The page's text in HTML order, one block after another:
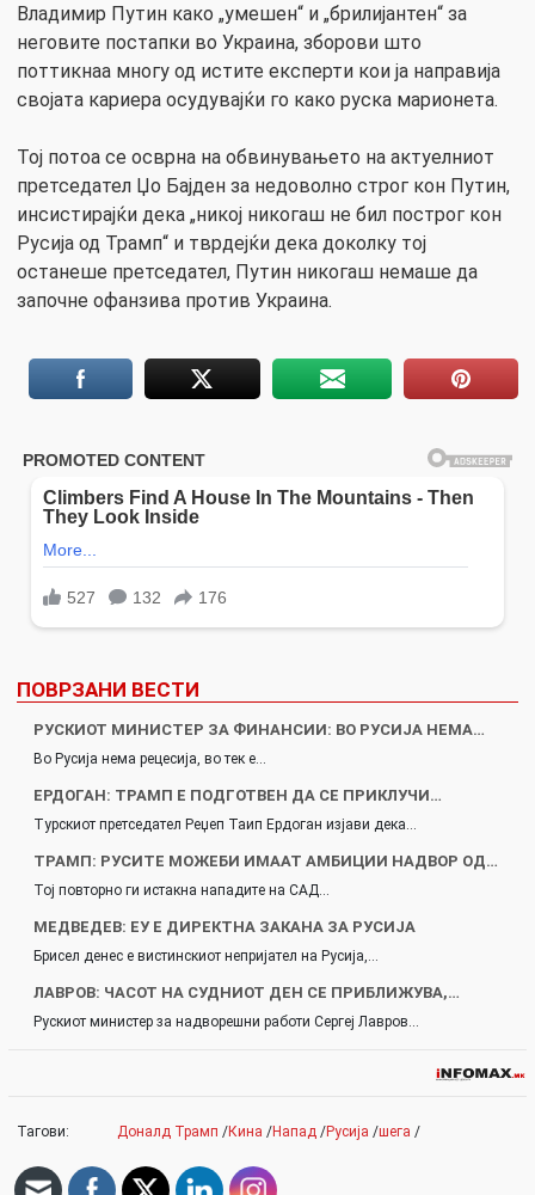
Владимир Путин како „умешен“ и „брилијантен“ за
неговите постапки во Украина, зборови што
поттикнаа многу од истите експерти кои ја направија
својата кариера осудувајќи го како руска марионета.
Тој потоа се осврна на обвинувањето на актуелниот
претседател Џо Бајден за недоволно строг кон Путин,
инсистирајќи дека „никој никогаш не бил построг кон
Русија од Трамп“ и тврдејќи дека доколку тој
останеше претседател, Путин никогаш немаше да
започне офанзива против Украина.
ПОВРЗАНИ ВЕСТИ
РУСКИОТ МИНИСТЕР ЗА ФИНАНСИИ: ВО РУСИЈА НЕМА…
Во Русија нема рецесија, во тек е…
ЕРДОГАН: ТРАМП Е ПОДГОТВЕН ДА СЕ ПРИКЛУЧИ…
Турскиот претседател Реџеп Таип Ердоган изјави дека…
ТРАМП: РУСИТЕ МОЖЕБИ ИМААТ АМБИЦИИ НАДВОР ОД…
Тој повторно ги истакна нападите на САД…
МЕДВЕДЕВ: ЕУ Е ДИРЕКТНА ЗАКАНА ЗА РУСИЈА
Брисел денес е вистинскиот непријател на Русија,…
ЛАВРОВ: ЧАСОТ НА СУДНИОТ ДЕН СЕ ПРИБЛИЖУВА,…
Рускиот министер за надворешни работи Сергеј Лавров…
Тагови: Доналд Трамп /Кина /Напад /Русија /шега /